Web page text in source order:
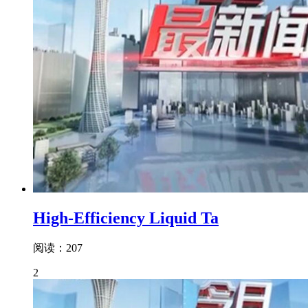
High-Efficiency Liquid Ta
阅读：207
2